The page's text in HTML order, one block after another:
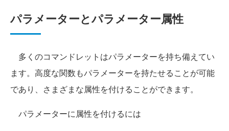
パラメーターとパラメーター属性
多くのコマンドレットはパラメーターを持ち備えてい
ます。高度な関数もパラメーターを持たせることが可能
であり、さまざまな属性を付けることができます。
パラメーターに属性を付けるには